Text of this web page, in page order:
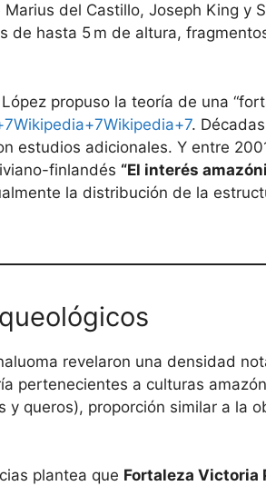
del Castillo, Joseph King y
de hasta 5 m de altura,
propuso la teoría de una
.
estudios adicionales. Y entre
finlandés “El interés
la distribución de la
revelaron una densidad
pertenecientes a culturas
y queros), proporción similar a la
plantea que Fortaleza Victoria